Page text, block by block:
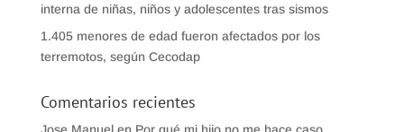
interna de niñas, niños y adolescentes tras sismos
1.405 menores de edad fueron afectados por los
terremotos, según Cecodap
Comentarios recientes